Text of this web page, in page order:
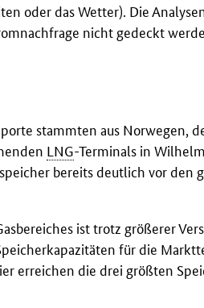
oder das Wetter). Die
nicht gedeckt
stammten aus Norwegen,
LNG-Terminals in
bereits deutlich vor den
ist trotz größerer
für die
erreichen die drei größten